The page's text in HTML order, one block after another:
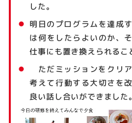
した。
明日のプログラムを達成
は何をしたらよいのか、
仕事にも置き換えられるこ
ただミッションをクリア
考えて行動する大切さを
良い話し合いができました。